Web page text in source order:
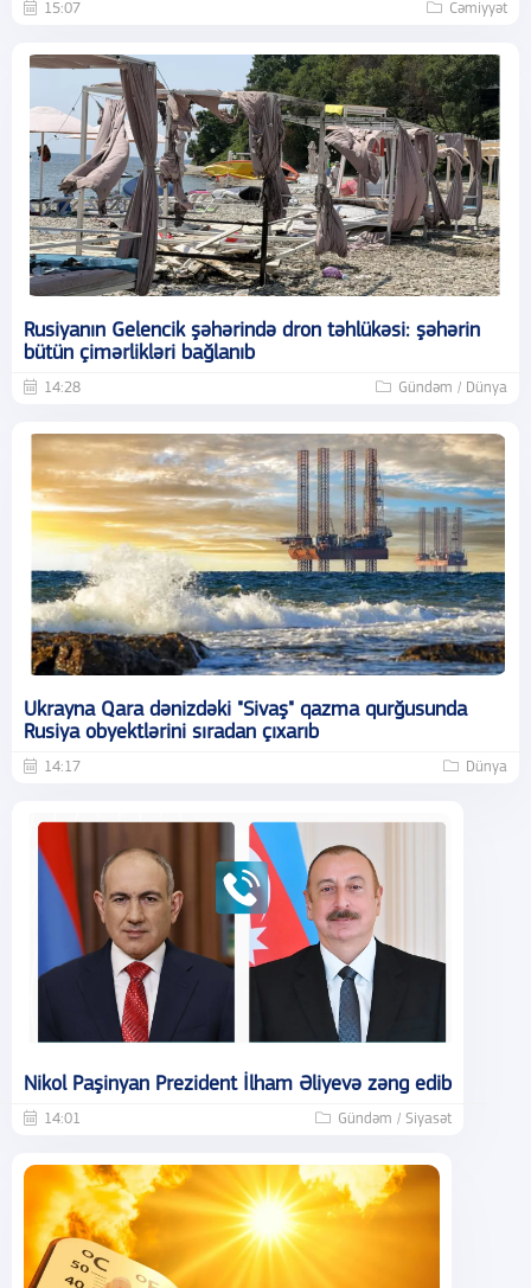
15:07 Cəmiyyət
Rusiyanın Gelencik şəhərində dron təhlükəsi: şəhərin
bütün çimərlikləri bağlanıb
14:28 Gündəm / Dünya
Ukrayna Qara dənizdəki "Sivaş" qazma qurğusunda
Rusiya obyektlərini sıradan çıxarıb
14:17 Dünya
Nikol Paşinyan Prezident İlham Əliyevə zəng edib
14:01 Gündəm / Siyasət